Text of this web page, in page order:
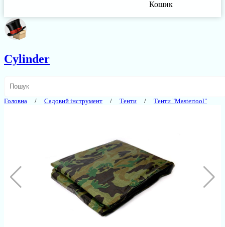
Кошик
Cylinder
Головна Садовий інструмент Тенти Тенти "Mastertool"